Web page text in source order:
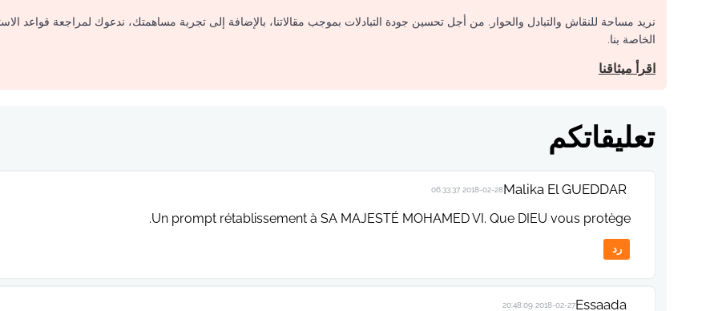
نريد مساحة للنقاش والتبادل والحوار. من أجل تحسين جودة التبادلات بموجب مقالاتنا، بالإضافة إلى تجربة مساهمتك، ندعوك لمراجعة قواعد
الخاصة بنا.
اقرأ ميثاقنا
تعليقاتكم
Malika El GUEDDAR
2018-02-28 06:33:37
Un prompt rétablissement à SA MAJESTÉ MOHAMED VI. Que DIEU vous protège.
رد
Essaada
2018-02-27 20:48:09